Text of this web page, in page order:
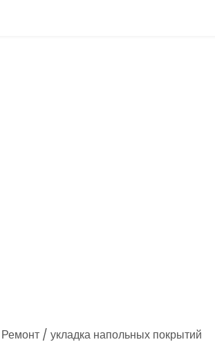
/ укладка напольных покрытий